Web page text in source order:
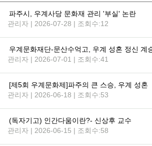
파주시, 우계사당 문화재 관리 '부실' 논란
관리자 | 2026-07-28 | 조회수:12
관리자 | 2026-07-01 | 조회수:41
[제5회 우계문화제]파주의 큰 스승, 우계 성혼
관리자 | 2026-06-18 | 조회수:53
(독자기고) 인간다움이란?- 신상후 교수
관리자 | 2026-06-15 | 조회수:58